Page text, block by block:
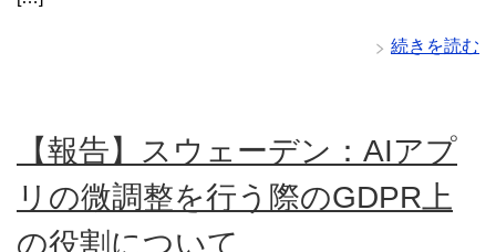
続きを読む
【報告】スウェーデン：AIアプ
リの微調整を行う際のGDPR上
の役割について